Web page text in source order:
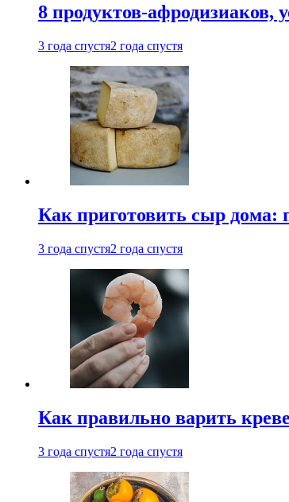
8 продуктов-
3 года спустя2 года спустя
Как приготовить сыр дома:
3 года спустя2 года спустя
Как правильно варить
3 года спустя2 года спустя